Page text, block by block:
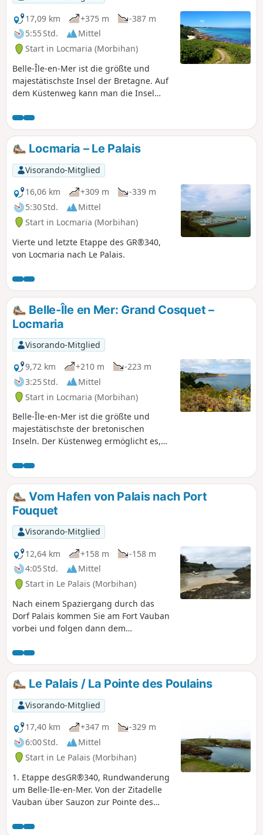
17,09 km
+375 m
-387 m
5:55 Std.
Mittel
Start in Locmaria (Morbihan)
Belle-Île-en-Mer ist die größte und
majestätischste Insel der Bretagne. Auf
dem Küstenweg kann man die Insel
Vielfalt der Landschaften genießen.
Diese Wanderung befindet sich an der
windgeschützten Nordküste, wo sich
schöne Strände, blühende Wiesen und
charmante kleine Anlegehäfen
aneinanderreihen.
Locmaria – Le Palais
Visorando-Mitglied
16,06 km
+309 m
-339 m
5:30 Std.
Mittel
Start in Locmaria (Morbihan)
Vierte und letzte Etappe des GR®340,
von Locmaria nach Le Palais.
Belle-Île en Mer: Grand Cosquet –
Locmaria
Visorando-Mitglied
9,72 km
+210 m
-223 m
3:25 Std.
Mittel
Start in Locmaria (Morbihan)
Belle-Île-en-Mer ist die größte und
majestätischste der bretonischen
Inseln. Der Küstenweg ermöglicht es,
Schönheit und Vielfalt der Landschaften
zu genießen. Diese Wanderung befindet
sich an der Südküste (wilde Küste), die
den Winden des Atlantiks ausgesetzt ist.
Die zerklüfteten Klippen, bedeckt mit
karger, farbenfroher Heide, zeichnen
ein unglaubliches Bild.
Vom Hafen von Palais nach Port
Fouquet
Visorando-Mitglied
12,64 km
+158 m
-158 m
4:05 Std.
Mittel
Start in Le Palais (Morbihan)
Nach einem Spaziergang durch das
Dorf Palais kommen Sie am Fort Vauban
vorbei und folgen dann dem
zurück nach Palais gelangen.
Le Palais / La Pointe des Poulains
Visorando-Mitglied
17,40 km
+347 m
-329 m
6:00 Std.
Mittel
Start in Le Palais (Morbihan)
1. Etappe desGR®340, Rundwanderung
um Belle-Ile-en-Mer. Von der Zitadelle
Vauban über Sauzon zur Pointe des